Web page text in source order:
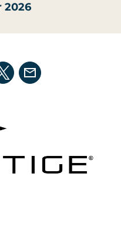
2026